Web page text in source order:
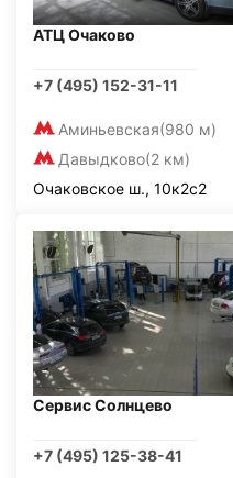
АТЦ Очаково
+7 (495) 152-31-11
Аминьевская(980 м)
Давыдково(2 км)
Очаковское ш., 10к2с2
Сервис Солнцево
+7 (495) 125-38-41